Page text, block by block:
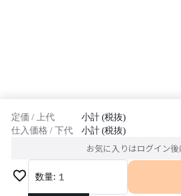
定価 / 上代 小計 (税抜)
仕入価格 / 下代 小計 (税抜)
お気に入りはログイン
数量: 1